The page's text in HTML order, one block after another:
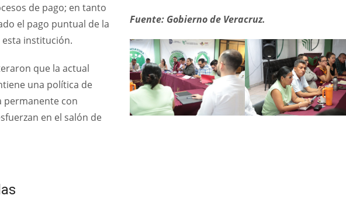
de pago; en tanto
el pago puntual de la
institución.
que la actual
una política de
permanente con
en el salón de
Fuente: Gobierno de Veracruz.